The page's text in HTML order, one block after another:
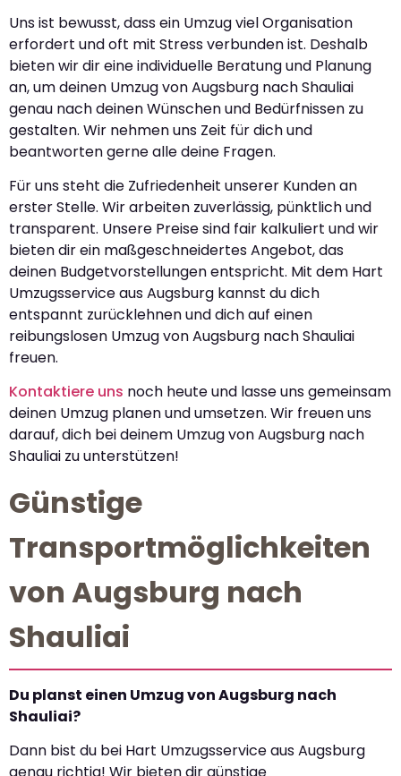
Uns ist bewusst, dass ein Umzug viel Organisation
erfordert und oft mit Stress verbunden ist. Deshalb
bieten wir dir eine individuelle Beratung und Planung
an, um deinen Umzug von Augsburg nach Shauliai
genau nach deinen Wünschen und Bedürfnissen zu
gestalten. Wir nehmen uns Zeit für dich und
beantworten gerne alle deine Fragen.
Für uns steht die Zufriedenheit unserer Kunden an
erster Stelle. Wir arbeiten zuverlässig, pünktlich und
transparent. Unsere Preise sind fair kalkuliert und wir
bieten dir ein maßgeschneidertes Angebot, das
deinen Budgetvorstellungen entspricht. Mit dem Hart
Umzugsservice aus Augsburg kannst du dich
entspannt zurücklehnen und dich auf einen
reibungslosen Umzug von Augsburg nach Shauliai
freuen.
Kontaktiere uns noch heute und lasse uns gemeinsam
deinen Umzug planen und umsetzen. Wir freuen uns
darauf, dich bei deinem Umzug von Augsburg nach
Shauliai zu unterstützen!
Günstige
Transportmöglichkeiten
von Augsburg nach
Shauliai
Du planst einen Umzug von Augsburg nach
Shauliai?
Dann bist du bei Hart Umzugsservice aus Augsburg